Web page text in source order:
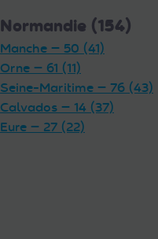
Normandie (154)
Manche — 50 (41)
Orne — 61 (11)
Seine-Maritime — 76 (43)
Calvados — 14 (37)
Eure — 27 (22)